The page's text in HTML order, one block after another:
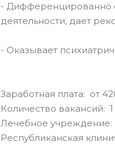
- Дифференцированно
деятельности, дает
- Оказывает
Заработная плата: от
Количество вакансий: 1
Лечебное учреждение:
Республиканская